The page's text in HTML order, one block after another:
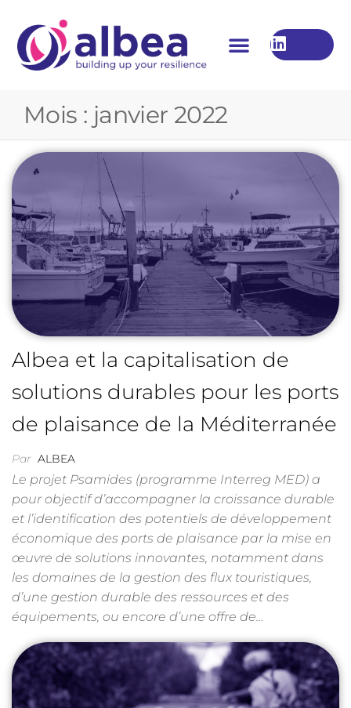
Mois : janvier 2022
Albea et la capitalisation de
solutions durables pour les ports
de plaisance de la Méditerranée
Par ALBEA
Le projet Psamides (programme Interreg MED) a
pour objectif d’accompagner la croissance durable
et l’identification des potentiels de développement
économique des ports de plaisance par la mise en
œuvre de solutions innovantes, notamment dans
les domaines de la gestion des flux touristiques,
d’une gestion durable des ressources et des
équipements, ou encore d’une offre de…